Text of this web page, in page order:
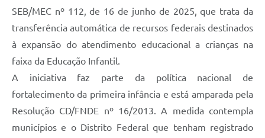
Diário Oficial
SEB/MEC nº 112, de 16 de junho de 2025, que trata da
transferência automática de recursos federais destinados
à expansão do atendimento educacional a crianças na
faixa da Educação Infantil.
A iniciativa faz parte da política nacional de
fortalecimento da primeira infância e está amparada pela
Resolução CD/FNDE nº 16/2013. A medida contempla
municípios e o Distrito Federal que tenham registrado